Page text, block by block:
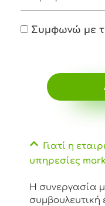
Συμφωνώ με
Γιατί η
υπηρεσίες
Η συνεργασία
συμβουλευτική